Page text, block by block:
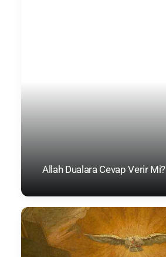
Allah Dualara Cevap Verir Mi?